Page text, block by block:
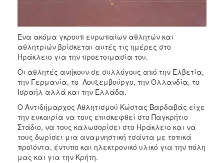
ΕΠΙΣΚΕΠΤΗΣ
ΗΡΑΚΛΕΙΟ
Ένα ακόμα γκρουπ ευρωπαίων αθλητών και
αθλητριών βρίσκεται αυτές τις ημέρες στο
Ηράκλειο για την προετοιμασία του.
Οι αθλητές ανήκουν σε συλλόγους από την Ελβετία,
την Γερμανία, το Λουξεμβούργο, την Ολλανδία, το
Ισραήλ αλλά και την Ελλάδα.
Ο Αντιδήμαρχος Αθλητισμού Κώστας Βαρδαβάς είχε
την ευκαιρία να τους επισκεφθεί στο Παγκρήτιο
Στάδιο, να τους καλωσορίσει στο Ηράκλειο και να
τους δωρίσει μια αναμνηστική τσάντα με τοπικά
προϊόντα, έντυπο και ηλεκτρονικό υλικό για την πόλη
μας και για την Κρήτη.